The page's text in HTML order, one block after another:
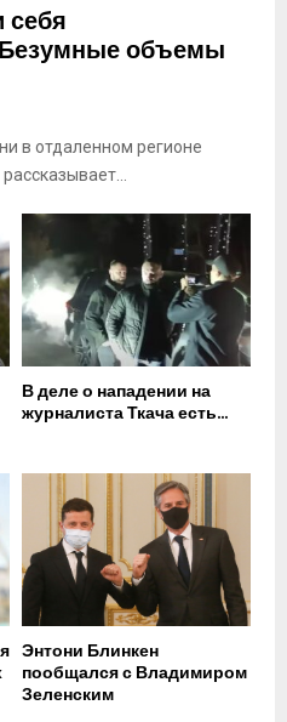
себя
Безумные объемы
в отдаленном регионе
В деле о нападении на
журналиста Ткача есть...
Энтони Блинкен
пообщался с Владимиром
Зеленским